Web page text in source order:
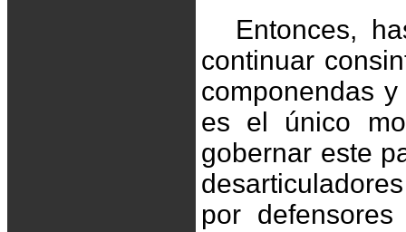
Entonces,
continuar
componendas
es el único
gobernar este
por